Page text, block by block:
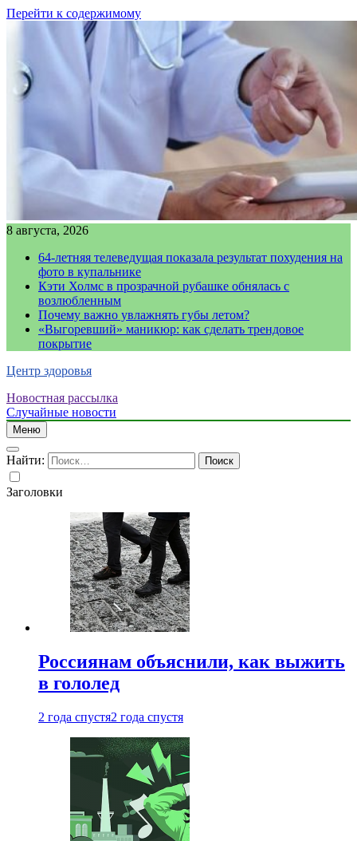
Перейти к содержимому
8 августа, 2026
64-летняя телеведущая показала результат похудения на
фото в купальнике
Кэти Холмс в прозрачной рубашке обнялась с
возлюбленным
Почему важно увлажнять губы летом?
«Выгоревший» маникюр: как сделать трендовое
покрытие
Центр здоровья
Новостная рассылка
Случайные новости
Меню
Найти:
Заголовки
Россиянам объяснили, как выжить
в гололед
2 года спустя2 года спустя